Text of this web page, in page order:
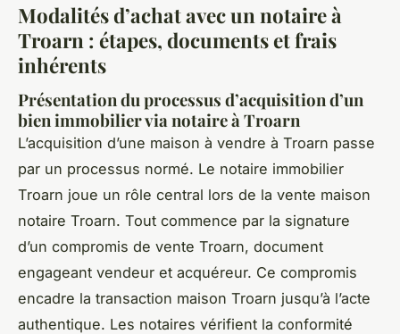
Modalités d’achat avec un notaire à
Troarn : étapes, documents et frais
inhérents
Présentation du processus d’acquisition d’un
bien immobilier via notaire à Troarn
L’acquisition d’une maison à vendre à Troarn passe
par un processus normé. Le notaire immobilier
Troarn joue un rôle central lors de la vente maison
notaire Troarn. Tout commence par la signature
d’un compromis de vente Troarn, document
engageant vendeur et acquéreur. Ce compromis
encadre la transaction maison Troarn jusqu’à l’acte
authentique. Les notaires vérifient la conformité